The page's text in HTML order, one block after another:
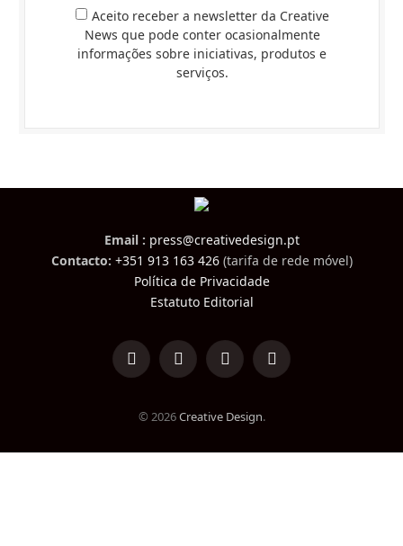
Aceito receber a newsletter da Creative
News que pode conter ocasionalmente
informações sobre iniciativas, produtos e
serviços.
Email : press@creativedesign.pt
Contacto: +351 913 163 426(tarifa de rede móvel)
Política de Privacidade
Estatuto Editorial
LinkedInFacebookInstagramTikTok
© 2026Creative Design.